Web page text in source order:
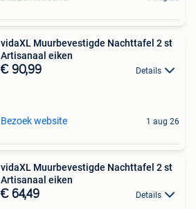
vidaXL Muurbevestigde Nachttafel 2 st
Artisanaal eiken
€ 90,99 Details
Bezoek website 1 aug 26
vidaXL Muurbevestigde Nachttafel 2 st
Artisanaal eiken
€ 64,49 Details